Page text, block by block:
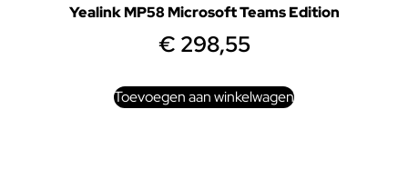
Yealink MP58 Microsoft Teams Edition
€ 298,55
Toevoegen aan winkelwagen